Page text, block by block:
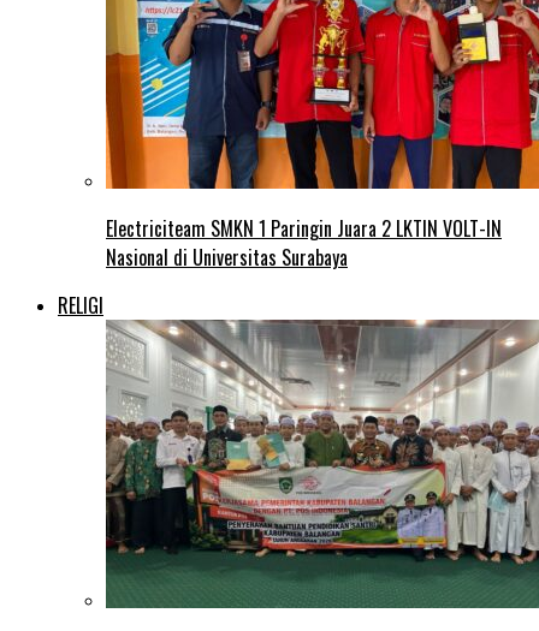
Electriciteam SMKN 1 Paringin Juara 2 LKTIN VOLT-IN
Nasional di Universitas Surabaya
RELIGI